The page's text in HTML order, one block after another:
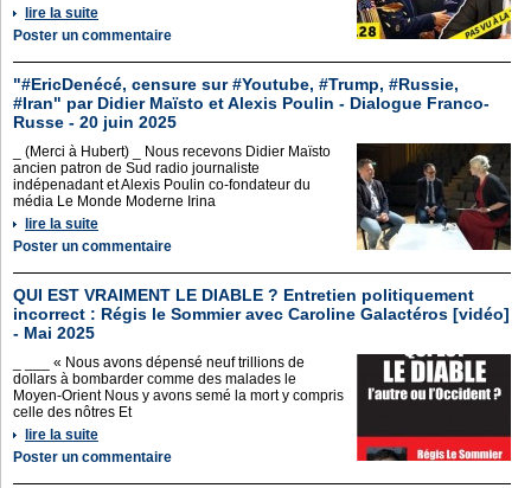
lire la suite
Poster un commentaire
"#EricDenécé, censure sur #Youtube, #Trump, #Russie,
#Iran" par Didier Maïsto et Alexis Poulin - Dialogue Franco-
Russe - 20 juin 2025
_ (Merci à Hubert) _ Nous recevons Didier Maïsto
ancien patron de Sud radio journaliste
indépenadant et Alexis Poulin co-fondateur du
média Le Monde Moderne Irina
lire la suite
Poster un commentaire
QUI EST VRAIMENT LE DIABLE ? Entretien politiquement
incorrect : Régis le Sommier avec Caroline Galactéros [vidéo]
- Mai 2025
_ ___ « Nous avons dépensé neuf trillions de
dollars à bombarder comme des malades le
Moyen-Orient Nous y avons semé la mort y compris
celle des nôtres Et
lire la suite
Poster un commentaire